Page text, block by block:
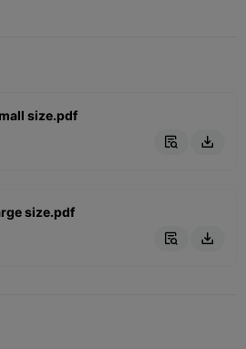
size.pdf
 
size.pdf
 